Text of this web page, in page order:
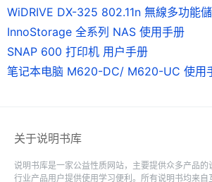
WiDRIVE DX-325 802.11n 無線多功能
InnoStorage 全系列 NAS 使用手册
SNAP 600 打印机 用户手册
笔记本电脑 M620-DC/ M620-UC 使用
关于说明书库
说明书库是一家公益性质网站，主要提供众多产品
行业产品用户提供使用学习便利。所有说明书均来自